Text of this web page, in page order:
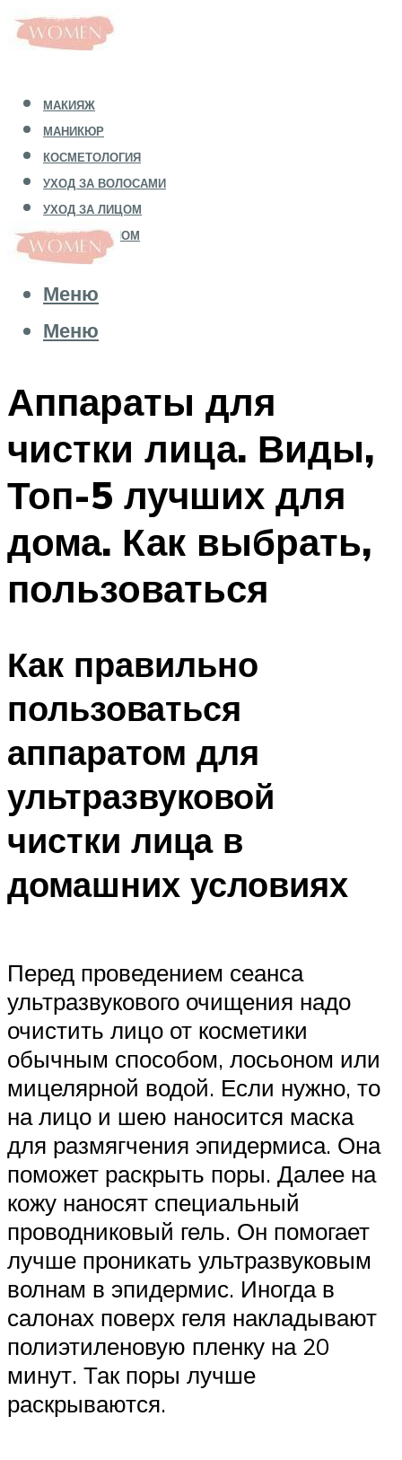
МАКИЯЖ
МАНИКЮР
КОСМЕТОЛОГИЯ
УХОД ЗА ВОЛОСАМИ
УХОД ЗА ЛИЦОМ
УХОД ЗА ТЕЛОМ
Меню
Меню
Аппараты для
чистки лица. Виды,
Топ-5 лучших для
дома. Как выбрать,
пользоваться
Как правильно
пользоваться
аппаратом для
ультразвуковой
чистки лица в
домашних условиях
Перед проведением сеанса
ультразвукового очищения надо
очистить лицо от косметики
обычным способом, лосьоном или
мицелярной водой. Если нужно, то
на лицо и шею наносится маска
для размягчения эпидермиса. Она
поможет раскрыть поры. Далее на
кожу наносят специальный
проводниковый гель. Он помогает
лучше проникать ультразвуковым
волнам в эпидермис. Иногда в
салонах поверх геля накладывают
полиэтиленовую пленку на 20
минут. Так поры лучше
раскрываются.